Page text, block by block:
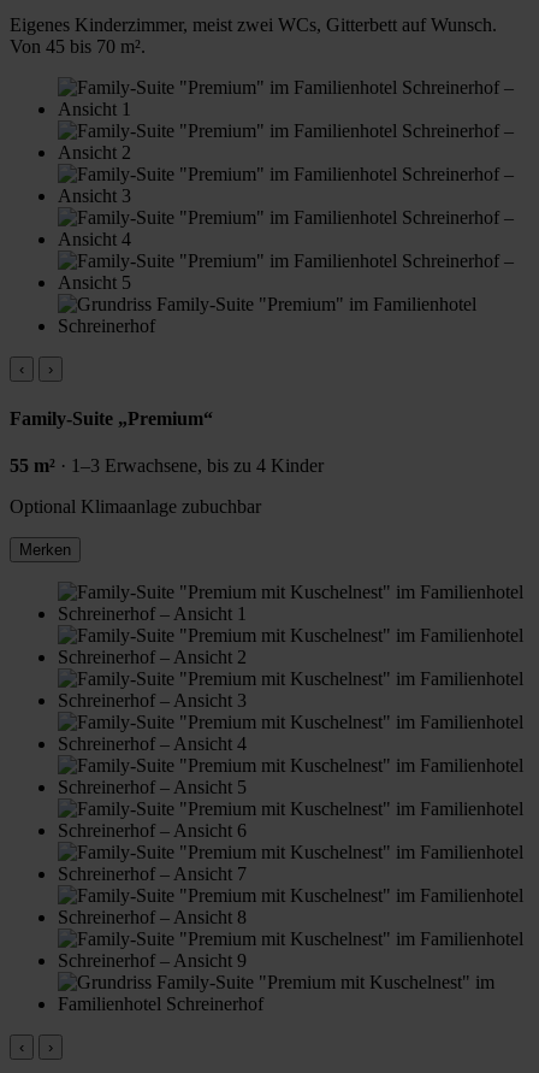
Eigenes Kinderzimmer, meist zwei WCs, Gitterbett auf Wunsch.
Von 45 bis 70 m².
‹ ›
Family-Suite „Premium“
55 m² · 1–3 Erwachsene, bis zu 4 Kinder
Optional Klimaanlage zubuchbar
Merken
‹ ›